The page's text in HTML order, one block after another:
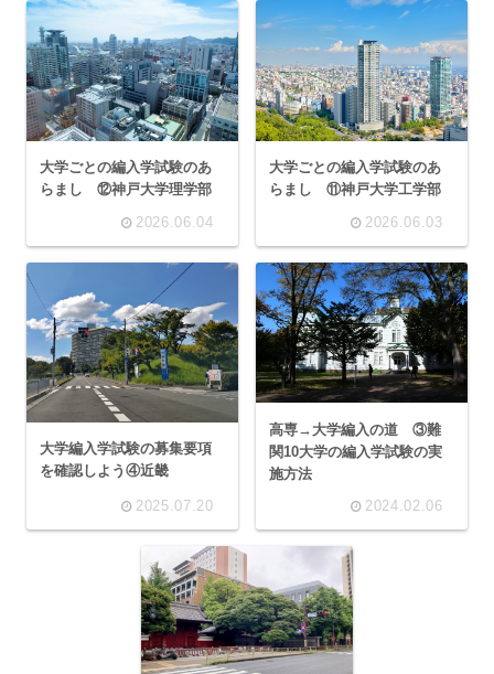
大学ごとの編入学試験のあ
らまし ⑫神戸大学理学部
2026.06.04
大学ごとの編入学試験のあ
らまし ⑪神戸大学工学部
2026.06.03
大学編入学試験の募集要項
を確認しよう④近畿
2025.07.20
高専→大学編入の道 ③難
関10大学の編入学試験の実
施方法
2024.02.06